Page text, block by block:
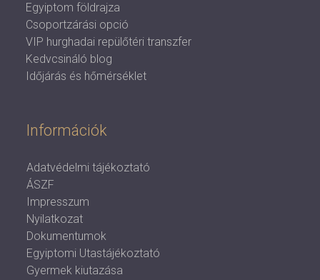
Egyiptom földrajza
Csoportzárási opció
VIP hurghadai repülőtéri transzfer
Kedvcsináló blog
Időjárás és hőmérséklet
Információk
Adatvédelmi tájékoztató
ÁSZF
Impresszum
Nyilatkozat
Dokumentumok
Egyiptomi Utastájékoztató
Gyermek kiutazása